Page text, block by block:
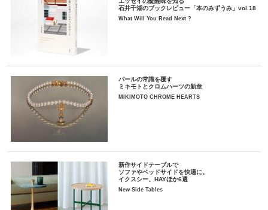
石井千湖のブックレビュー「本のみずうみ」vol.18
What Will You Read Next ?
パールの常識を覆す
ミキモトとクロムハーツの新章
MIKIMOTO CHROME HEARTS
新作サイドテーブルで
ソファやベッドサイドを快適に。
イクスシー、HAYほか6選
New Side Tables